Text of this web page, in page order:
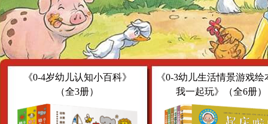
《0-4岁幼儿认知小百科》
（全3册）
《0-3幼儿生活情景游戏绘
我一起玩》（全6册）